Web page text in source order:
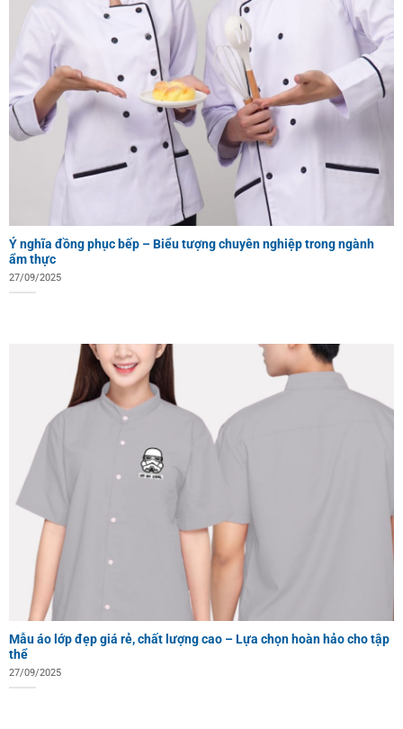
Ý nghĩa đồng phục bếp – Biểu tượng chuyên nghiệp trong ngành
ẩm thực
27/09/2025
Mẫu áo lớp đẹp giá rẻ, chất lượng cao – Lựa chọn hoàn hảo cho tập
thể
27/09/2025